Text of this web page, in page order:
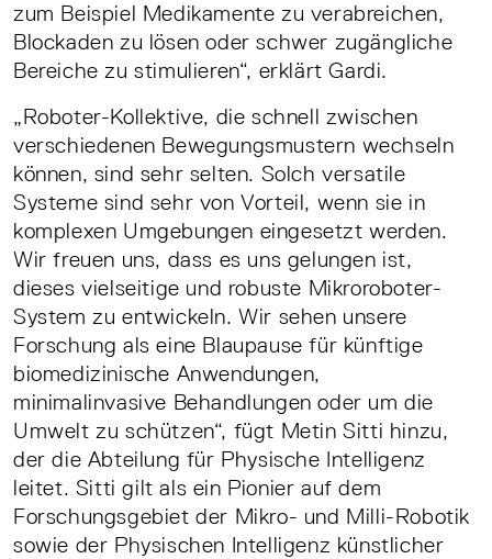
zum Beispiel Medikamente zu verabreichen,
Blockaden zu lösen oder schwer zugängliche
Bereiche zu stimulieren“, erklärt Gardi.
„Roboter-Kollektive, die schnell zwischen
verschiedenen Bewegungsmustern wechseln
können, sind sehr selten. Solch versatile
Systeme sind sehr von Vorteil, wenn sie in
komplexen Umgebungen eingesetzt werden.
Wir freuen uns, dass es uns gelungen ist,
dieses vielseitige und robuste Mikroroboter-
System zu entwickeln. Wir sehen unsere
Forschung als eine Blaupause für künftige
biomedizinische Anwendungen,
minimalinvasive Behandlungen oder um die
Umwelt zu schützen“, fügt Metin Sitti hinzu,
der die Abteilung für Physische Intelligenz
leitet. Sitti gilt als ein Pionier auf dem
Forschungsgebiet der Mikro- und Milli-Robotik
sowie der Physischen Intelligenz künstlicher